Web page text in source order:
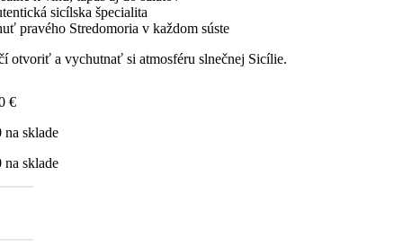
sicílska špecialita
pravého Stredomoria v každom súste
otvoriť a vychutnať si atmosféru slnečnej Sicílie.
€
na sklade
na sklade